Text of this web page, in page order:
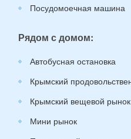
Посудомоечная машина
Рядом с домом:
Автобусная остановка
Крымский
Крымский вещевой рынок
Мини рынок